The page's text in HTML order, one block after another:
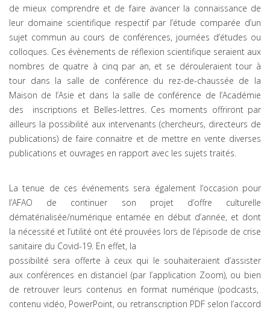
de mieux comprendre et de faire avancer la connaissance de
leur domaine scientifique respectif par l’étude comparée d’un
sujet commun au cours de conférences, journées d’études ou
colloques. Ces évènements de réflexion scientifique seraient aux
nombres de quatre à cinq par an, et se dérouleraient tour à
tour dans la salle de conférence du rez-de-chaussée de la
Maison de l’Asie et dans la salle de conférence de l’Académie
des inscriptions et Belles-lettres. Ces moments offriront par
ailleurs la possibilité aux intervenants (chercheurs, directeurs de
publications) de faire connaitre et de mettre en vente diverses
publications et ouvrages en rapport avec les sujets traités.
La tenue de ces événements sera également l’occasion pour
l’AFAO de continuer son projet d’offre culturelle
dématérialisée/numérique entamée en début d’année, et dont
la nécessité et l’utilité ont été prouvées lors de l’épisode de crise
sanitaire du Covid-19. En effet, la
possibilité sera offerte à ceux qui le souhaiteraient d’assister
aux conférences en distanciel (par l’application Zoom), ou bien
de retrouver leurs contenus en format numérique (podcasts,
contenu vidéo, PowerPoint, ou retranscription PDF selon l’accord